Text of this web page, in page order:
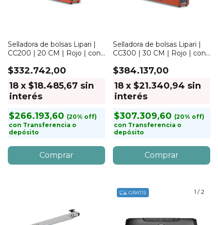
Selladora de bolsas Lipari |
CC200 | 20 CM | Rojo | con
$332.742,00
18 x $18.485,67 sin
interés
$266.193,60
con Transferencia o
depósito
Selladora de bolsas Lipari |
CC300 | 30 CM | Rojo | con
$384.137,00
18 x $21.340,94 sin
interés
$307.309,60
con Transferencia o
depósito
1 /2
GRATIS